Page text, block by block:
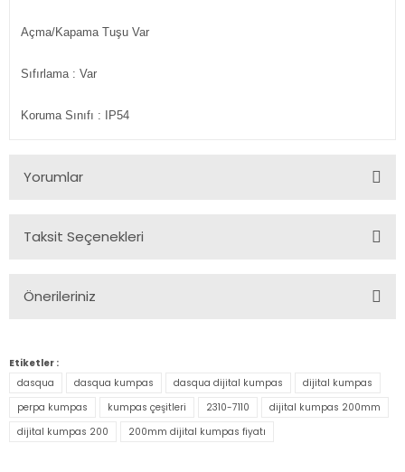
Açma/Kapama Tuşu Var
Sıfırlama : Var
Koruma Sınıfı : IP54
Yorumlar
Taksit Seçenekleri
Önerileriniz
konularda yetersiz gördüğünüz noktaları öneri formunu
kullanarak tarafımıza iletebilirsiniz.
Görüş ve önerileriniz için teşekkür ederiz.
Ürün resmi kalitesiz, bozuk veya görüntülenemiyor.
Etiketler :
dasqua
dasqua kumpas dasqua dijital kumpas
dijital kumpas
perpa kumpas
kumpas çeşitleri 2310-7110
dijital kumpas 200mm
dijital kumpas 200
200mm dijital kumpas fiyatı